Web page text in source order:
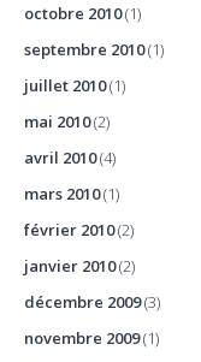
octobre 2010(1)
septembre 2010(1)
juillet 2010(1)
mai 2010(2)
avril 2010(4)
mars 2010(1)
février 2010(2)
janvier 2010(2)
décembre 2009(3)
novembre 2009(1)